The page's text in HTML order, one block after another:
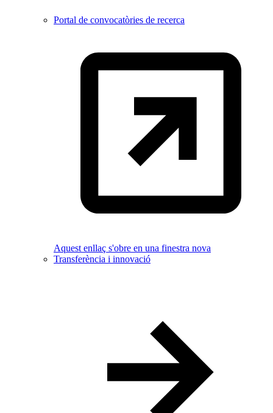
Portal de convocatòries de recerca
Aquest enllaç s'obre en una finestra nova
Transferència i innovació